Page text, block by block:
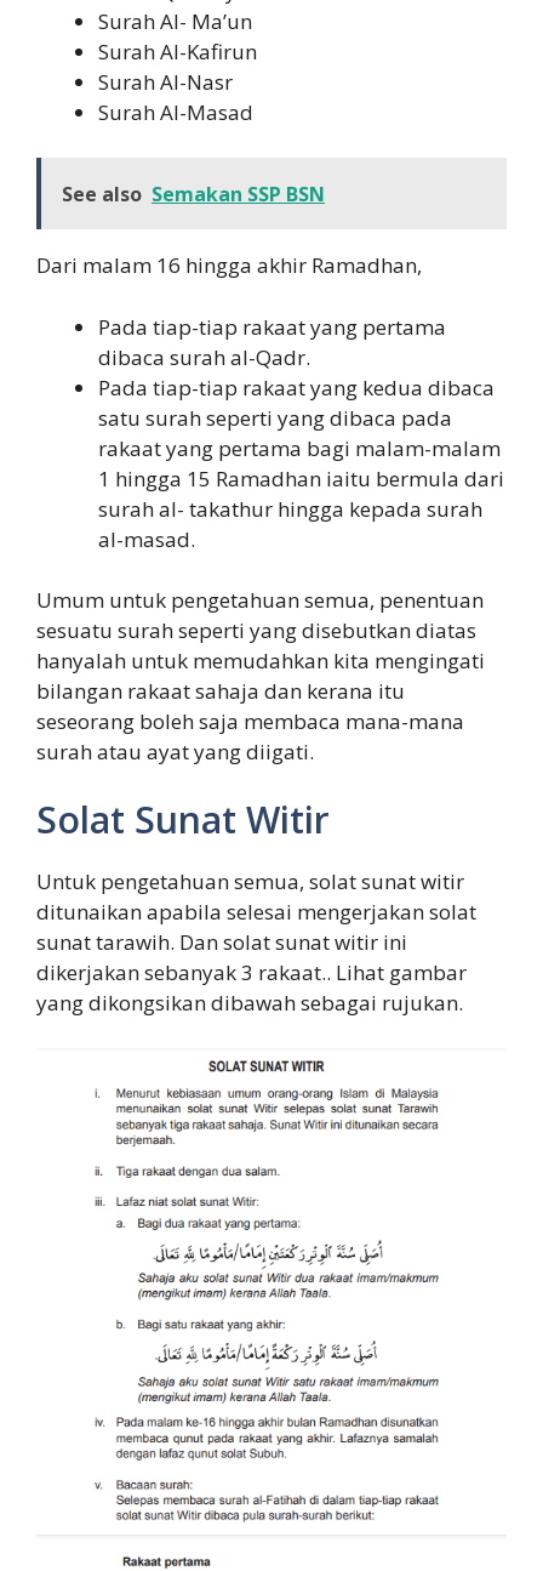
Surah Al- Ma’un
Surah Al-Kafirun
Surah Al-Nasr
Surah Al-Masad
See also Semakan SSP BSN
Dari malam 16 hingga akhir Ramadhan,
Pada tiap-tiap rakaat yang pertama
dibaca surah al-Qadr.
Pada tiap-tiap rakaat yang kedua dibaca
satu surah seperti yang dibaca pada
rakaat yang pertama bagi malam-malam
1 hingga 15 Ramadhan iaitu bermula dari
surah al- takathur hingga kepada surah
al-masad.
Umum untuk pengetahuan semua, penentuan
sesuatu surah seperti yang disebutkan diatas
hanyalah untuk memudahkan kita mengingati
bilangan rakaat sahaja dan kerana itu
seseorang boleh saja membaca mana-mana
surah atau ayat yang diigati.
Solat Sunat Witir
Untuk pengetahuan semua, solat sunat witir
ditunaikan apabila selesai mengerjakan solat
sunat tarawih. Dan solat sunat witir ini
dikerjakan sebanyak 3 rakaat.. Lihat gambar
yang dikongsikan dibawah sebagai rujukan.